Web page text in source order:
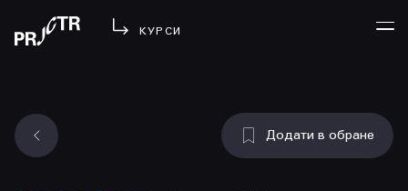
КУРСИ
УВІЙТИ
Додати в обране